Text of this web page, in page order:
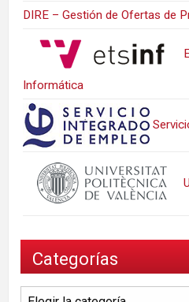
DIRE – Gestión de Ofertas de
Informática
Categorías
Categorías